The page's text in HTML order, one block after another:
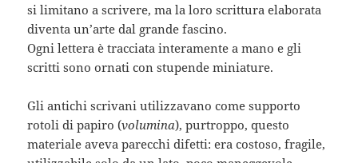
si limitano a scrivere, ma la loro scrittura elaborata
diventa un’arte dal grande fascino.
Ogni lettera è tracciata interamente a mano e gli
scritti sono ornati con stupende miniature.
Gli antichi scrivani utilizzavano come supporto
rotoli di papiro (volumina), purtroppo, questo
materiale aveva parecchi difetti: era costoso, fragile,